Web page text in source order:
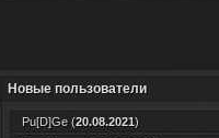
Новые пользователи
Pu[D]Ge(20.08.2021)